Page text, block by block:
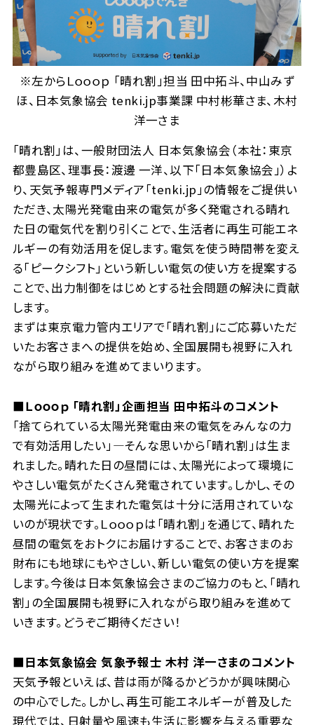
※左からＬｏｏｏｐ 「晴れ割」担当 田中拓斗、中山みず
ほ、日本気象協会 tenki.jp事業課 中村彬華さま、木村
洋一さま
「晴れ割」は、一般財団法人 日本気象協会（本社：東京
都豊島区、理事長：渡邊 一洋、以下「日本気象協会」）よ
り、天気予報専門メディア「tenki.jp」の情報をご提供い
ただき、太陽光発電由来の電気が多く発電される晴れ
た日の電気代を割り引くことで、生活者に再生可能エネ
ルギーの有効活用を促します。電気を使う時間帯を変え
る「ピークシフト」という新しい電気の使い方を提案する
ことで、出力制御をはじめとする社会問題の解決に貢献
します。
まずは東京電力管内エリアで「晴れ割」にご応募いただ
いたお客さまへの提供を始め、全国展開も視野に入れ
ながら取り組みを進めてまいります。
■Ｌｏｏｏｐ 「晴れ割」企画担当 田中拓斗のコメント
「捨てられている太陽光発電由来の電気をみんなの力
で有効活用したい」―そんな思いから「晴れ割」は生ま
れました。晴れた日の昼間には、太陽光によって環境に
やさしい電気がたくさん発電されています。しかし、その
太陽光によって生まれた電気は十分に活用されていな
いのが現状です。Ｌｏｏｏｐは「晴れ割」を通じて、晴れた
昼間の電気をおトクにお届けすることで、お客さまのお
財布にも地球にもやさしい、新しい電気の使い方を提案
します。今後は日本気象協会さまのご協力のもと、「晴れ
割」の全国展開も視野に入れながら取り組みを進めて
いきます。どうぞご期待ください！
■日本気象協会 気象予報士 木村 洋一さまのコメント
天気予報といえば、昔は雨が降るかどうかが興味関心
の中心でした。しかし、再生可能エネルギーが普及した
現代では、日射量や風速も生活に影響を与える重要な